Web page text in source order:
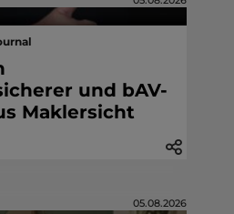
und bAV-
Maklersicht
05.08.2026